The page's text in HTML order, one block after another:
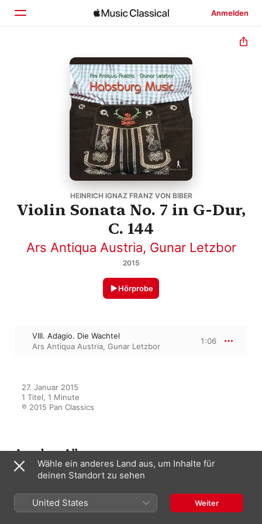
Anmelden
Startseite
Entdecken
Suchen
HEINRICH IGNAZ FRANZ VON BIBER
Violin Sonata No. 7 in G-Dur,
C. 144
Ars Antiqua Austria, Gunar Letzbor
2015
Hörprobe
VIII. Adagio. Die Wachtel
Ars Antiqua Austria, Gunar Letzbor
1:06
27. Januar 2015
1 Titel, 1 Minute
℗ 2015 Pan Classics
Aus dem Album
Habsburg Music
Gunar Letzbor,Ars Antiqua Austria
Wähle ein anderes Land aus, um Inhalte für
deinen Standort zu sehen
United States Weiter